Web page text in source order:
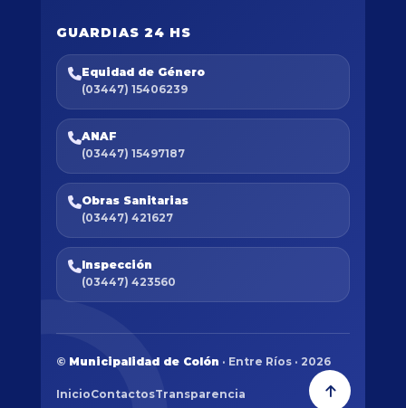
GUARDIAS 24 HS
Equidad de Género
(03447) 15406239
ANAF
(03447) 15497187
Obras Sanitarias
(03447) 421627
Inspección
(03447) 423560
© Municipalidad de Colón · Entre Ríos · 2026
InicioContactosTransparencia